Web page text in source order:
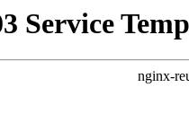
Service
nginx-